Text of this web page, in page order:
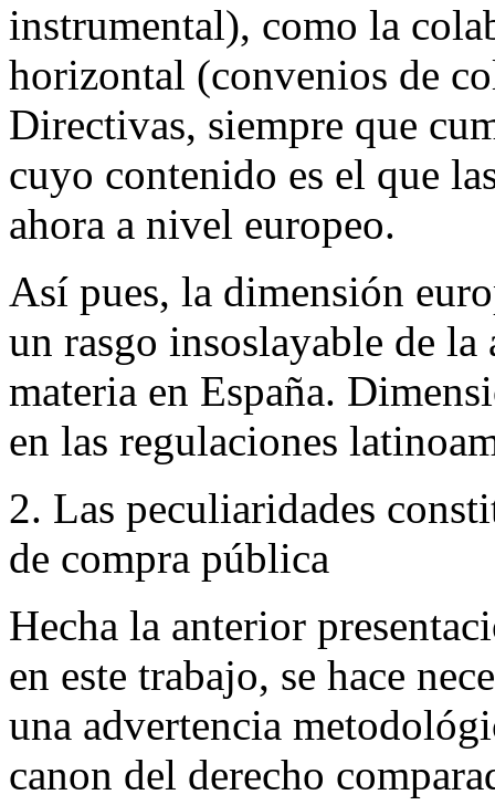
instrumental), como la
horizontal (convenios de
Directivas, siempre que
cuyo contenido es el que
ahora a nivel europeo.
Así pues, la dimensión
un rasgo insoslayable de
materia en España.
en las regulaciones
2. Las peculiaridades
de compra pública
Hecha la anterior
en este trabajo, se hace
una advertencia
canon del derecho